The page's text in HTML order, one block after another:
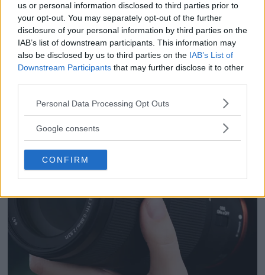
us or personal information disclosed to third parties prior to
your opt-out. You may separately opt-out of the further
disclosure of your personal information by third parties on the
IAB’s list of downstream participants. This information may
also be disclosed by us to third parties on the IAB’s List of
Downstream Participants that may further disclose it to other
Please note that this website/app uses one or more Google
not limited to your visit or usage behaviour. You may click to
use your data for below specified purposes in below Google
consent section.
Personal Data Processing Opt Outs
Google consents
CONFIRM
Sony RX10 V – ny
superzoom med 24–
600mm & AI-autofokus